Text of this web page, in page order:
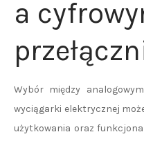
a
Wybór między
wyciągarki elektrycznej
użytkowania oraz